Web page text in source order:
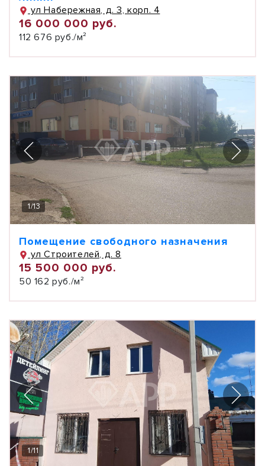
ул Набережная, д. 3, корп. 4
16 000 000 руб.
112 676 руб./м²
1/13
Помещение свободного назначения
ул Строителей, д. 8
15 500 000 руб.
50 162 руб./м²
1/11